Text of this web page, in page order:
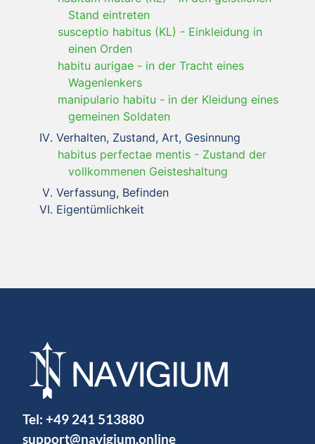
Stand eintreten
susceptio habitus (KL) - Einkleidung in
einen Orden
habitu aurigae - in der Tracht eines
Wagenlenkers
manipulario habitu - in der Kleidung eines
gemeinen Soldaten
Verhalten, Zustand, Art, Gesinnung
habitus perfectae mentis - Zustand der
vollkommenen Geisteshaltung
Verfassung, Befinden
Eigentümlichkeit
Tel: +49 241 513880
support@navigium.online